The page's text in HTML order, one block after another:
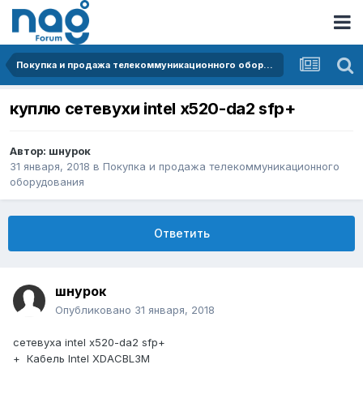
Покупка и продажа телекоммуникационного оборудования
куплю сетевухи intel x520-da2 sfp+
Автор: шнурок
31 января, 2018 в Покупка и продажа телекоммуникационного
оборудования
Ответить
шнурок
Опубликовано 31 января, 2018
сетевуха intel x520-da2 sfp+
+ Кабель Intel XDACBL3M